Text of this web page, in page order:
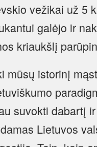
vežikai už 5
galėjo ir
kriaukšlį
mūsų istorinį
suvokti dabartį
Lietuvos